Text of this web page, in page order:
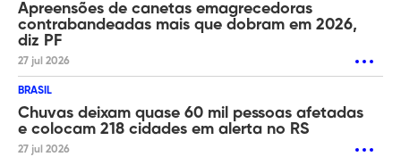
Apreensões de canetas emagrecedoras
contrabandeadas mais que dobram em 2026,
diz PF
27 jul 2026
BRASIL
Chuvas deixam quase 60 mil pessoas afetadas
e colocam 218 cidades em alerta no RS
27 jul 2026